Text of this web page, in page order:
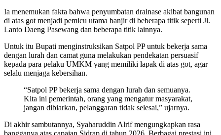
Ia menemukan fakta bahwa penyumbatan drainase akibat bangunan
di atas got menjadi pemicu utama banjir di beberapa titik seperti Jl.
Lanto Daeng Pasewang dan beberapa titik lainnya.
Untuk itu Bupati menginstruksikan Satpol PP untuk bekerja sama
dengan lurah dan camat guna melakukan pendekatan persuasif
kepada para pelaku UMKM yang memiliki lapak di atas got, agar
selalu menjaga kebersihan.
“Satpol PP bekerja sama dengan lurah dan semuanya.
Kita ini pemerintah, orang yang mengatur masyarakat,
jangan dibiarkan, pelanggaran tidak selesai,” ujarnya.
Di akhir sambutannya, Syaharuddin Alrif mengungkapkan rasa